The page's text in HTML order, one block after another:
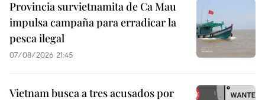
Provincia survietnamita de Ca Mau
impulsa campaña para erradicar la
pesca ilegal
07/08/2026 21:45
Vietnam busca a tres acusados por